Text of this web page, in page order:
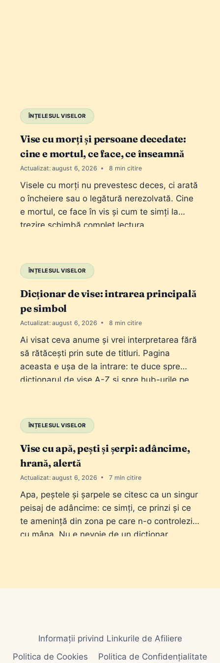
ÎNȚELESUL VISELOR
Vise cu morți și persoane decedate:
cine e mortul, ce face, ce înseamnă
Actualizat: august 6, 2026 8
Visele cu morți nu prevestesc deces, ci arată
o încheiere sau o legătură nerezolvată. Cine
e mortul, ce face în vis și cum te simți la
trezire schimbă complet lectura.
ÎNȚELESUL VISELOR
Dicționar de vise: intrarea principală
pe simbol
Actualizat: august 6, 2026 8
Ai visat ceva anume și vrei interpretarea fără
să rătăcești prin sute de titluri. Pagina
aceasta e ușa de la intrare: te duce spre
dicționarul de vise A-Z și spre hub-urile pe
simbolul, dar nu știi…
ÎNȚELESUL VISELOR
Vise cu apă, pești și șerpi: adâncime,
hrană, alertă
Actualizat: august 6, 2026 7
Apa, peștele și șarpele se citesc ca un singur
peisaj de adâncime: ce simți, ce prinzi și ce
te amenință din zona pe care n-o controlezi
cu mâna. Nu e nevoie de un dicționar
Informații privind Linkurile de Afiliere
Politica de Cookies
Politica de Confidențialitate